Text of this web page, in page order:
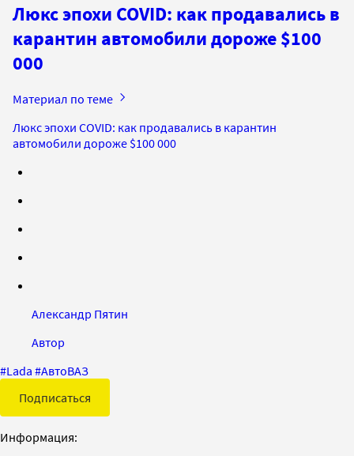
Люкс эпохи COVID: как продавались в
карантин автомобили дороже $100
000
Материал по теме
Люкс эпохи COVID: как продавались в карантин
автомобили дороже $100 000
Александр Пятин
Автор
#Lada #АвтоВАЗ
Подписаться
Информация: